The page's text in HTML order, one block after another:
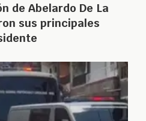
de Abelardo De La
sus principales